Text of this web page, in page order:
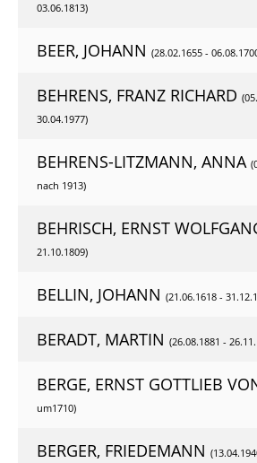
03.06.1813)
BEER, JOHANN (28.02.1655 -
BEHRENS, FRANZ RICHARD
30.04.1977)
BEHRENS-LITZMANN, ANNA
nach 1913)
BEHRISCH, ERNST
21.10.1809)
BELLIN, JOHANN (21.06.1618 -
BERADT, MARTIN (26.08.1881 -
BERGE, ERNST GOTTLIEB
um1710)
BERGER, FRIEDEMANN